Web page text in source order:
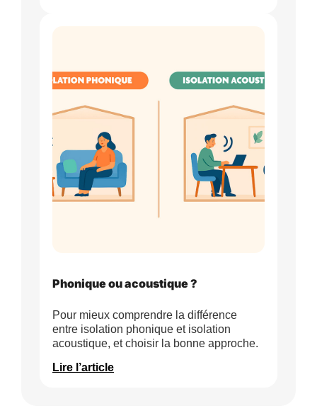
Phonique ou acoustique ?
Pour mieux comprendre la différence
entre isolation phonique et isolation
acoustique, et choisir la bonne approche.
Lire l’article